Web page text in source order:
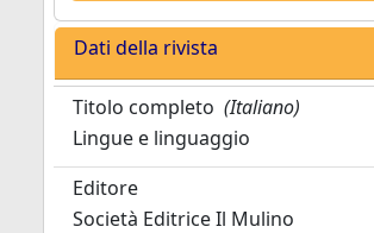
Dati della rivista
Titolo completo (Italiano)
Lingue e linguaggio
Editore
Società Editrice Il Mulino